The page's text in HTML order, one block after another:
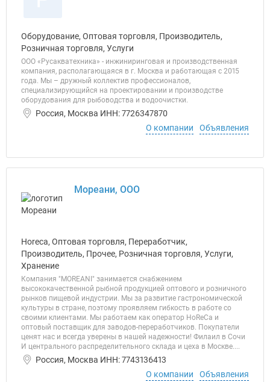
Оборудование, Оптовая торговля, Производитель,
Розничная торговля, Услуги
ООО «Русакватехника» - инжиниринговая и производственная
компания, располагающаяся в г. Москва и работающая с 2015
года. Мы – дружный коллектив профессионалов,
специализирующийся на проектировании и производстве
оборудования для рыбоводства и водоочистки.
Россия, Москва ИНН: 7726347870
О компании
Объявления
Мореани, ООО
Horeca, Оптовая торговля, Переработчик,
Производитель, Прочее, Розничная торговля, Услуги,
Хранение
Компания "MOREANI" занимается снабжением
высококачественной рыбной продукцией оптового и розничного
рынков пищевой индустрии. Мы за развитие гастрономической
культуры в стране, поэтому проявляем гибкость в работе со
своими клиентами. Мы работаем как оператор HoReCa и
оптовый поставщик для заводов-переработчиков. Покупатели
ценят нас и всегда уверены в нашей надежности! Филаил в Сочи
И центрального распределительного склада и цеха в Москве....
Россия, Москва ИНН: 7743136413
О компании
Объявления